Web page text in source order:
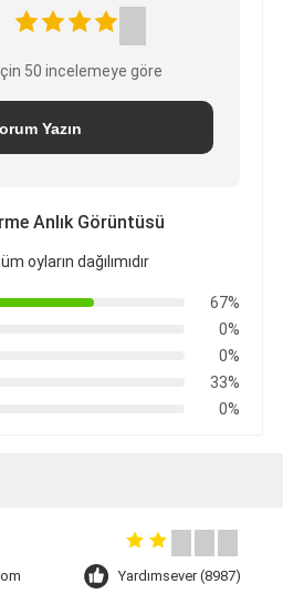
50 incelemeye göre
Yazın
Anlık Görüntüsü
oyların dağılımıdır
67%
0%
0%
33%
0%
Yardımsever (8987)